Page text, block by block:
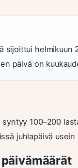
sijoittui helmikuun
päivä on
100–200
juhlapäivä usein